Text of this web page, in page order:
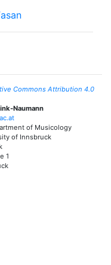
Commons Attribution 4.0
Naumann
of Musicology
of Innsbruck
1